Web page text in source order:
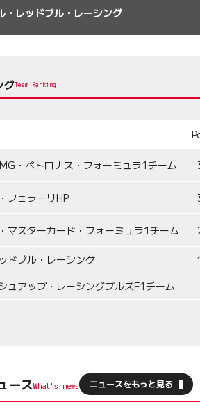
・レッドブル・レーシング
グTeam Ranking
・ペトロナス・フォーミュラ1チーム
フェラーリHP
マスターカード・フォーミュラ1チーム
ドブル・レーシング
ュアップ・レーシングブルズF1チーム
ース ニュースをもっと見る